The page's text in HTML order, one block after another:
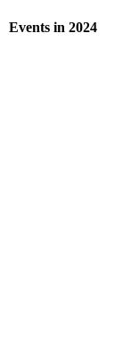
Events in 2024